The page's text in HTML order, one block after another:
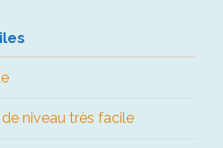
niveau très facile